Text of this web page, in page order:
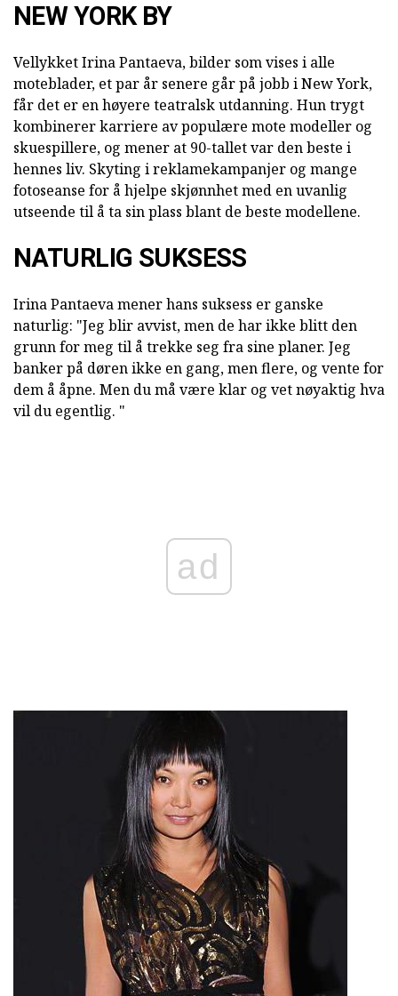
NEW YORK BY
Vellykket Irina Pantaeva, bilder som vises i alle
moteblader, et par år senere går på jobb i New York,
får det er en høyere teatralsk utdanning. Hun trygt
kombinerer karriere av populære mote modeller og
skuespillere, og mener at 90-tallet var den beste i
hennes liv. Skyting i reklamekampanjer og mange
fotoseanse for å hjelpe skjønnhet med en uvanlig
utseende til å ta sin plass blant de beste modellene.
NATURLIG SUKSESS
Irina Pantaeva mener hans suksess er ganske
naturlig: "Jeg blir avvist, men de har ikke blitt den
grunn for meg til å trekke seg fra sine planer. Jeg
banker på døren ikke en gang, men flere, og vente for
dem å åpne. Men du må være klar og vet nøyaktig hva
vil du egentlig. "
ad